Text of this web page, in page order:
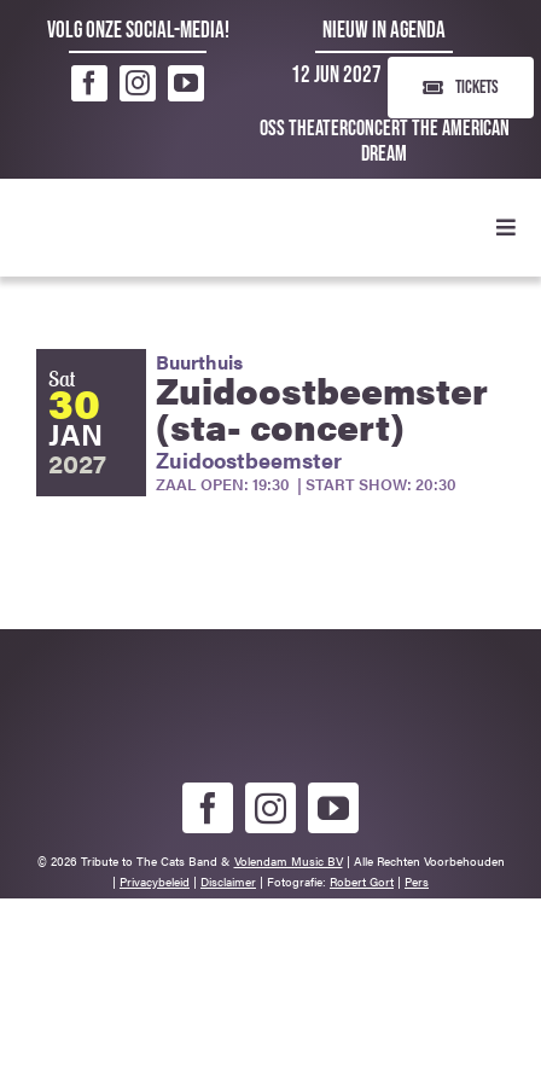
Volg onze social-media!
NIEUW IN AGENDA
12 Jun 2027
TICKETS
Oss Theaterconcert The American
Dream
Sat
30
JAN
2027
Buurthuis
Zuidoostbeemster
(sta- concert)
Zuidoostbeemster
ZAAL OPEN: 19:30 | START SHOW: 20:30
© 2026 Tribute to The Cats Band & Volendam Music BV| Alle Rechten Voorbehouden
| Privacybeleid | Disclaimer | Fotografie: Robert Gort | Pers